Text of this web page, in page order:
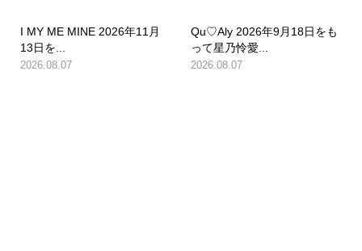
I MY ME MINE 2026年11月
13日を...
2026.08.07
Qu♡Aly 2026年9月18日をも
って星乃怜愛...
2026.08.07